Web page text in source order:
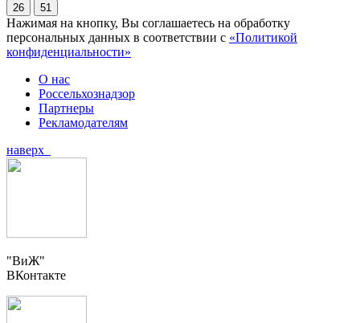
26 51
Нажимая на кнопку, Вы соглашаетесь на обработку
персональных данных в соответствии с «Политикой
конфиденциальности»
О нас
Россельхознадзор
Партнеры
Рекламодателям
наверх
"ВиЖ"
ВКонтакте